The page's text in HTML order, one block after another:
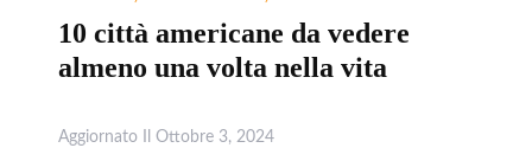
10 città americane da vedere
almeno una volta nella vita
Aggiornato Il Ottobre 3, 2024